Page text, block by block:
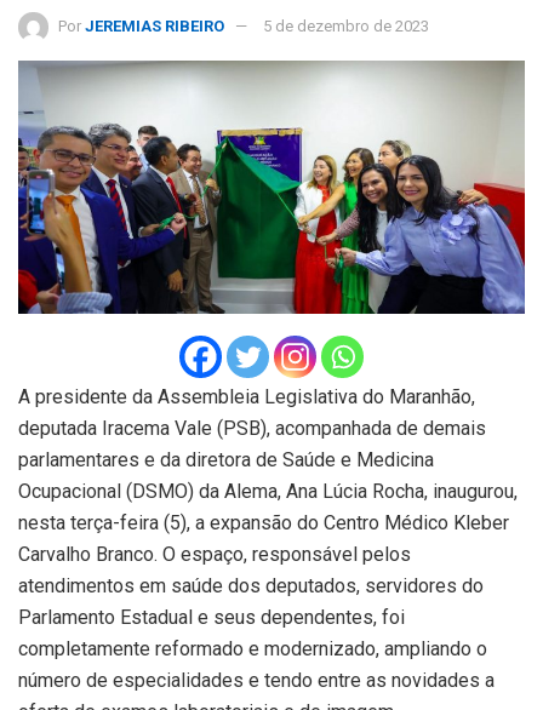
Por JEREMIAS RIBEIRO 5 de dezembro de 2023
A presidente da Assembleia Legislativa do Maranhão,
deputada Iracema Vale (PSB), acompanhada de demais
parlamentares e da diretora de Saúde e Medicina
Ocupacional (DSMO) da Alema, Ana Lúcia Rocha, inaugurou,
nesta terça-feira (5), a expansão do Centro Médico Kleber
Carvalho Branco. O espaço, responsável pelos
atendimentos em saúde dos deputados, servidores do
Parlamento Estadual e seus dependentes, foi
completamente reformado e modernizado, ampliando o
número de especialidades e tendo entre as novidades a